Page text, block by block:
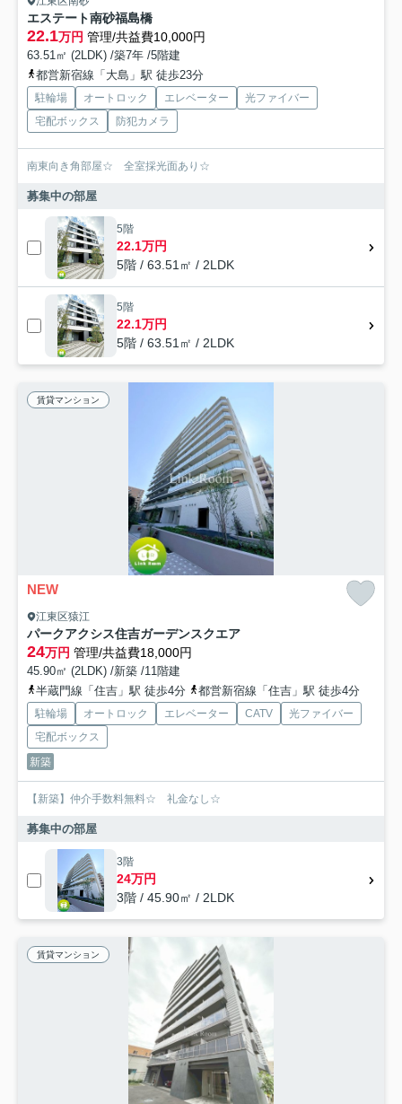
エステート南砂福島橋
22.1万円 管理/共益費10,000円
63.51㎡ (2LDK) /築7年 /5階建
都営新宿線「大島」駅 徒歩23分
駐輪場 オートロック エレベーター
光ファイバー
宅配ボックス
防犯カメラ
南東向き角部屋☆ 全室採光面あり☆
募集中の部屋
5階
22.1万円
5階 / 63.51㎡ / 2LDK
5階
22.1万円
5階 / 63.51㎡ / 2LDK
賃貸マンション
NEW
江東区猿江
パークアクシス住吉ガーデンスクエア
24万円 管理/共益費18,000円
45.90㎡ (2LDK) /新築 /11階建
半蔵門線「住吉」駅 徒歩4分
都営新宿線「住吉」駅 徒歩4分
駐輪場 オートロック エレベーター CATV
光ファイバー
宅配ボックス
新築
【新築】仲介手数料無料☆ 礼金なし☆
募集中の部屋
3階
24万円
3階 / 45.90㎡ / 2LDK
賃貸マンション